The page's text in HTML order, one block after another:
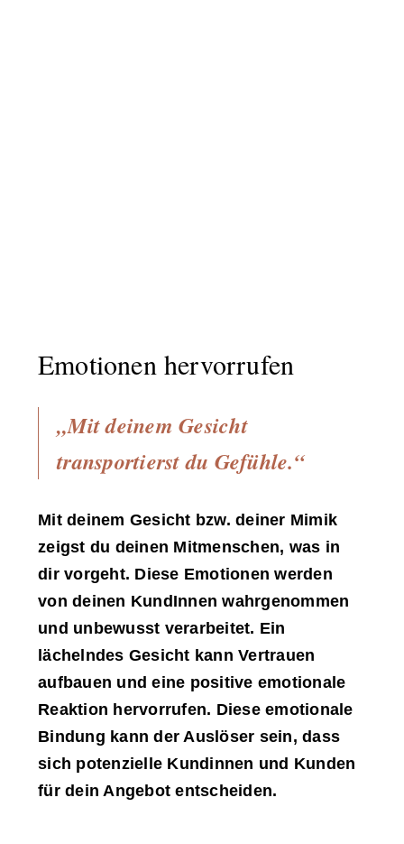
Emotionen hervorrufen
„Mit deinem Gesicht
transportierst du Gefühle.“
Mit deinem Gesicht bzw. deiner Mimik
zeigst du deinen Mitmenschen, was in
dir vorgeht. Diese Emotionen werden
von deinen KundInnen wahrgenommen
und unbewusst verarbeitet. Ein
lächelndes Gesicht kann Vertrauen
aufbauen und eine positive emotionale
Reaktion hervorrufen. Diese emotionale
Bindung kann der Auslöser sein, dass
sich potenzielle Kundinnen und Kunden
für dein Angebot entscheiden.